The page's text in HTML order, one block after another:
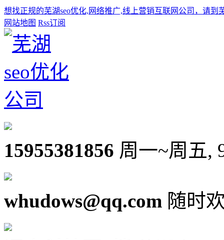
想找正规的芜湖seo优化,网络推广,线上营销互联网公司，请到
网站地图 Rss订阅
15955381856 周一~周五,
whudows@qq.com 随时